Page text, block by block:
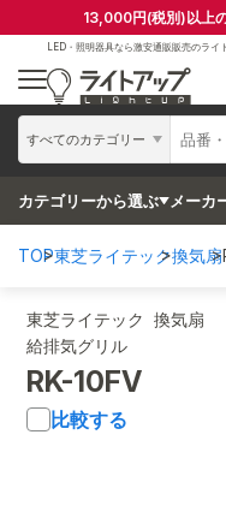
13,000円(税別)以上
LED・照明器具なら激安通販販売のライ
すべてのカテゴリー
カテゴリーから選ぶ メーカ
TOP東芝ライテック換気扇
東芝ライテック 換気扇
給排気グリル
RK-10FV
比較する